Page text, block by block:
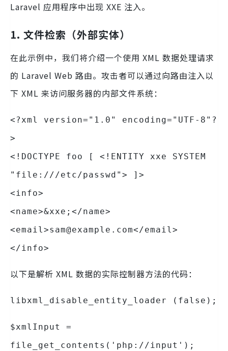
Laravel 应用程序中出现 XXE 注入。
1. 文件检索（外部实体）
在此示例中，我们将介绍一个使用 XML 数据处理请求
的 Laravel Web 路由。攻击者可以通过向路由注入以
下 XML 来访问服务器的内部文件系统：
<?xml version="1.0" encoding="UTF-8"?
>
<!DOCTYPE foo [ <!ENTITY xxe SYSTEM
"file:///etc/passwd"> ]>
<info>
<name>&xxe;</name>
<email>sam@example.com</email>
</info>
以下是解析 XML 数据的实际控制器方法的代码：
libxml_disable_entity_loader (false);
$xmlInput =
file_get_contents('php://input');